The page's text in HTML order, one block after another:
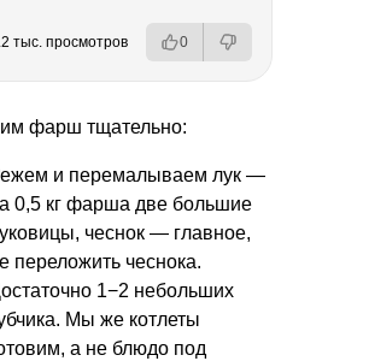
тыс. просмотров 0
фарш тщательно:
и перемалываем лук —
0,5 кг фарша две большие
чеснок — главное,
переложить чеснока.
1−2 небольших
Мы же котлеты
а не блюдо под